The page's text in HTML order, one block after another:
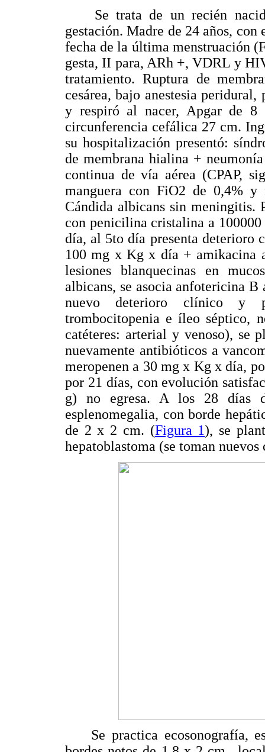
Se trata de un recién
gestación. Madre de 24 años, con
fecha de la última menstruación
gesta, II para, ARh +, VDRL y
tratamiento. Ruptura de
cesárea, bajo anestesia
y respiró al nacer, Apgar de
circunferencia cefálica 27 cm.
su hospitalización presentó:
de membrana hialina +
continua de vía aérea (CPAP,
manguera con FiO2 de 0,4% y
Cándida albicans sin meningitis.
con penicilina cristalina a
día, al 5to día presenta deterioro
100 mg x Kg x día + amikacina
lesiones blanquecinas en
albicans, se asocia anfotericina
nuevo deterioro clínico y
trombocitopenia e íleo séptico,
catéteres: arterial y venoso), se
nuevamente antibióticos a
meropenen a 30 mg x Kg x día,
por 21 días, con evolución
g) no egresa. A los 28 días
esplenomegalia, con borde
de 2 x 2 cm. (Figura 1), se
hepatoblastoma (se toman
Se practica ecosonografía,